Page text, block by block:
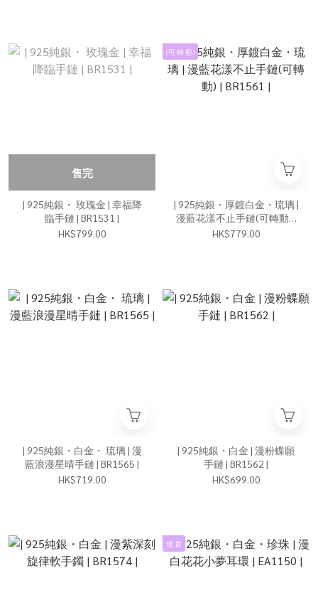
售完
| 925純銀・ 玫瑰金 | 幸福降
臨手鏈 | BR1531 |
HK$799.00
(可 轉 動)
| 925純銀・厚鍍白金・琉璃 |
漫藍花漾不止手鏈(可轉動) |
BR1561 |
HK$779.00
| 925純銀・白金・ 琉璃 | 漫
藍浪漫星晴手鏈 | BR1565 |
HK$719.00
| 925純銀・白金 | 漫粉蝶願
手鏈 | BR1562 |
HK$699.00
現 貨